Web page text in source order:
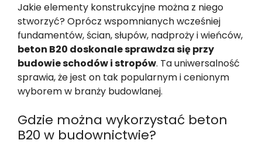
Jakie elementy konstrukcyjne można z niego
stworzyć? Oprócz wspomnianych wcześniej
fundamentów, ścian, słupów, nadproży i wieńców,
beton B20 doskonale sprawdza się przy
budowie schodów i stropów. Ta uniwersalność
sprawia, że jest on tak popularnym i cenionym
wyborem w branży budowlanej.
Gdzie można wykorzystać beton
B20 w budownictwie?